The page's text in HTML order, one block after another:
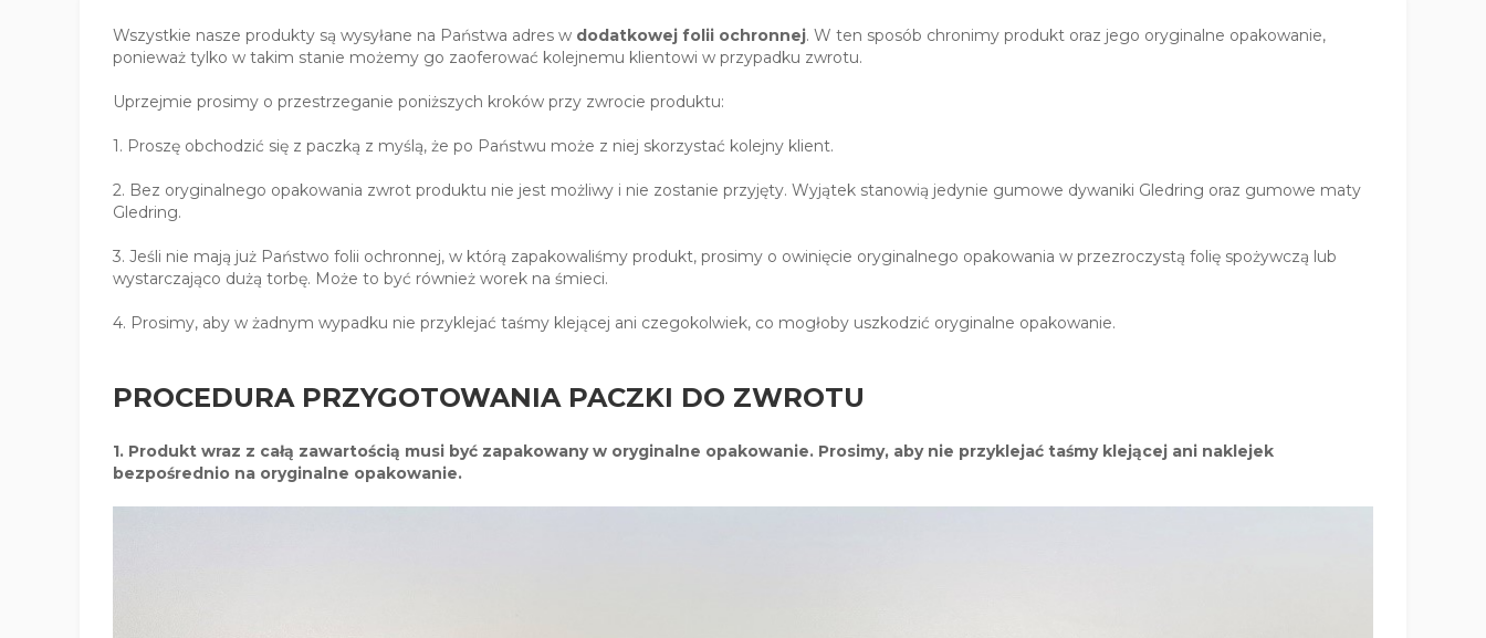
Wszystkie nasze produkty są wysyłane na Państwa adres w dodatkowej folii ochronnej. W ten sposób chronimy produkt oraz jego oryginalne opakowanie,
ponieważ tylko w takim stanie możemy go zaoferować kolejnemu klientowi w przypadku zwrotu.
Uprzejmie prosimy o przestrzeganie poniższych kroków przy zwrocie produktu:
1. Proszę obchodzić się z paczką z myślą, że po Państwu może z niej skorzystać kolejny klient.
2. Bez oryginalnego opakowania zwrot produktu nie jest możliwy i nie zostanie przyjęty. Wyjątek stanowią jedynie gumowe dywaniki Gledring oraz gumowe maty
Gledring.
3. Jeśli nie mają już Państwo folii ochronnej, w którą zapakowaliśmy produkt, prosimy o owinięcie oryginalnego opakowania w przezroczystą folię spożywczą lub
wystarczająco dużą torbę. Może to być również worek na śmieci.
4. Prosimy, aby w żadnym wypadku nie przyklejać taśmy klejącej ani czegokolwiek, co mogłoby uszkodzić oryginalne opakowanie.
PROCEDURA PRZYGOTOWANIA PACZKI DO ZWROTU
1. Produkt wraz z całą zawartością musi być zapakowany w oryginalne opakowanie. Prosimy, aby nie przyklejać taśmy klejącej ani naklejek
bezpośrednio na oryginalne opakowanie.